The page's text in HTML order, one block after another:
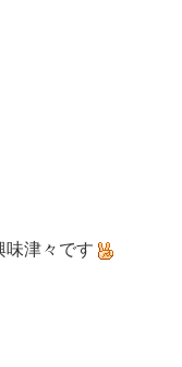
津々です